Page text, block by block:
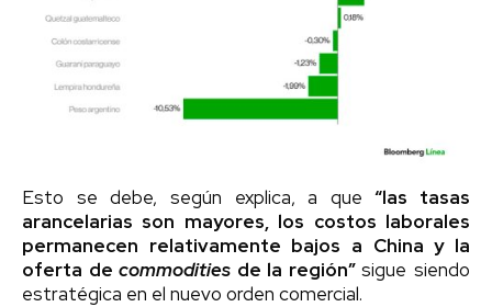
Esto se debe, según explica, a que“las tasas
arancelarias son mayores, los costos laborales
permanecen relativamente bajos a China y la
oferta decommodities de la región”sigue siendo
estratégica en el nuevo orden comercial.